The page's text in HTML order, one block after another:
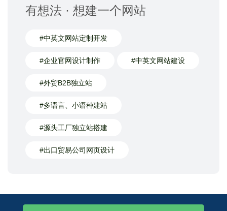
有想法 · 想建一个网站
#中英文网站定制开发
#企业官网设计制作 #中英文网站建设
#外贸B2B独立站
#多语言、小语种建站
#源头工厂独立站搭建
#出口贸易公司网页设计